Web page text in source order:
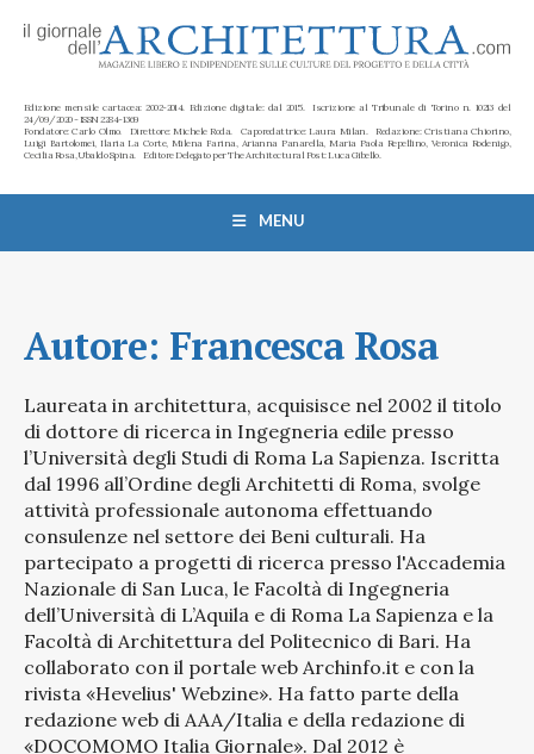
Edizione mensile cartacea: 2002-2014. Edizione digitale: dal 2015. Iscrizione al Tribunale di Torino n. 10213 del
24/09/2020 - ISSN 2284-1369
Fondatore: Carlo Olmo. Direttore: Michele Roda. Caporedattrice: Laura Milan. Redazione: Cristiana Chiorino,
Luigi Bartolomei, Ilaria La Corte, Milena Farina, Arianna Panarella, Maria Paola Repellino, Veronica Rodenigo,
Cecilia Rosa, Ubaldo Spina. Editore Delegato per The Architectural Post: Luca Gibello.
MENU
Autore: Francesca Rosa
Laureata in architettura, acquisisce nel 2002 il titolo
di dottore di ricerca in Ingegneria edile presso
l’Università degli Studi di Roma La Sapienza. Iscritta
dal 1996 all’Ordine degli Architetti di Roma, svolge
attività professionale autonoma effettuando
consulenze nel settore dei Beni culturali. Ha
partecipato a progetti di ricerca presso l'Accademia
Nazionale di San Luca, le Facoltà di Ingegneria
dell’Università di L’Aquila e di Roma La Sapienza e la
Facoltà di Architettura del Politecnico di Bari. Ha
collaborato con il portale web Archinfo.it e con la
rivista «Hevelius' Webzine». Ha fatto parte della
redazione web di AAA/Italia e della redazione di
«DOCOMOMO Italia Giornale». Dal 2012 è